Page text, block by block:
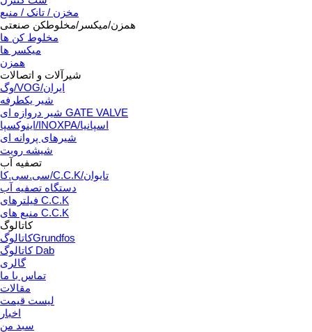
مخزن / تانک / منبع
همزن/میکسر/مخلوطکن صنعتی
مخلوط کن ها
میکسر ها
همزن
شیرآلات و اتصالات
وگ/VOG/ایران
شیر یکطرفه
شیر دروازه ای GATE VALVE
اینوکسپا/INOXPA/اسپانیا
شیرهای پروانه ای
شیشه رویت
تصفیه آب
سی.سی.کا/C.C.K/تایوان
دستگاه تصفیه آب
فیلترهای C.C.K
منبع های C.C.K
کاتالوگ
کاتالوگGrundfos
کاتالوگ Dab
گالری
تماس با ما
مقالات
لیست قیمت
اخبار
سبد من